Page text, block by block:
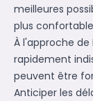
meilleures
plus
À l'approche
rapidement
peuvent être
Anticiper les